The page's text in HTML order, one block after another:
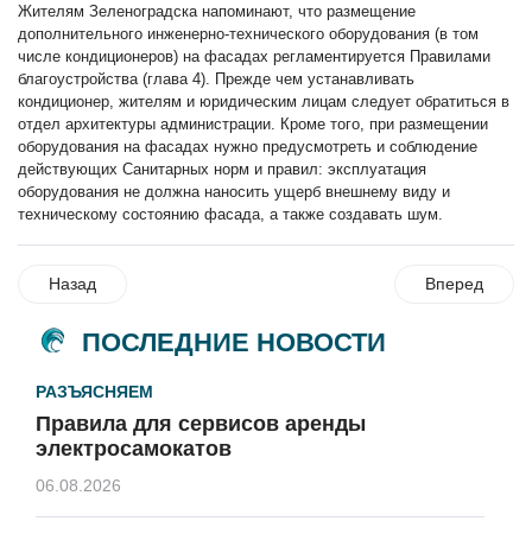
Жителям Зеленоградска напоминают, что размещение
дополнительного инженерно-технического оборудования (в том
числе кондиционеров) на фасадах регламентируется Правилами
благоустройства (глава 4). Прежде чем устанавливать
кондиционер, жителям и юридическим лицам следует обратиться в
отдел архитектуры администрации. Кроме того, при размещении
оборудования на фасадах нужно предусмотреть и соблюдение
действующих Санитарных норм и правил: эксплуатация
оборудования не должна наносить ущерб внешнему виду и
техническому состоянию фасада, а также создавать шум.
Назад Вперед
ПОСЛЕДНИЕ НОВОСТИ
РАЗЪЯСНЯЕМ
Правила для сервисов аренды
электросамокатов
06.08.2026